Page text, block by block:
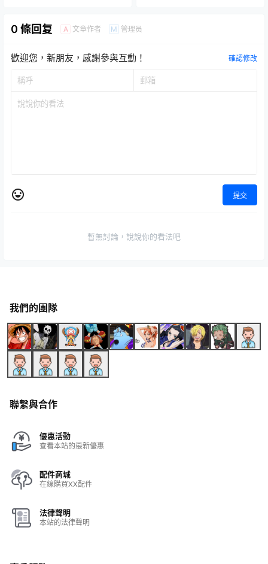
0 條回复 A 文章作者 M 管理员
歡迎您，新朋友，感謝參與互動！ 確認修改
提交
暫無討論，說說你的看法吧
我們的團隊
聯繫與合作
優惠活動
查看本站的最新優惠
配件商城
在線購買XX配件
法律聲明
本站的法律聲明